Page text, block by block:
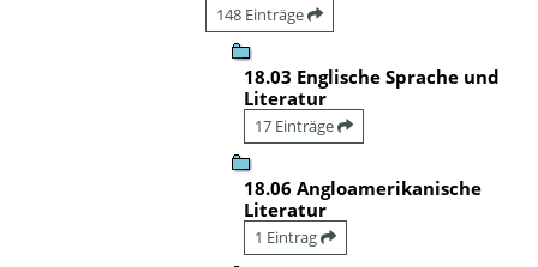
148 Einträge
18.03 Englische Sprache und
Literatur
17 Einträge
18.06 Angloamerikanische
Literatur
1 Eintrag